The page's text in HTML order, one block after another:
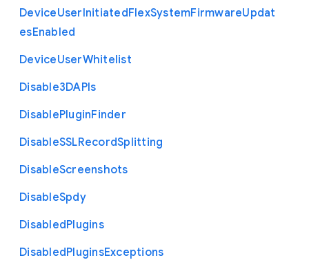
DeviceUserInitiatedFlexSystemFirmwareUpdat
esEnabled
DeviceUserWhitelist
Disable3DAPIs
DisablePluginFinder
DisableSSLRecordSplitting
DisableScreenshots
DisableSpdy
DisabledPlugins
DisabledPluginsExceptions